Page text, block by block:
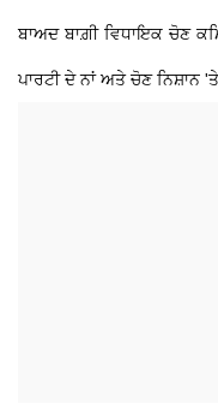
ਬਾਅਦ ਬਾਗ਼ੀ ਵਿਧਾਇਕ ਚੋਣ
ਪਾਰਟੀ ਦੇ ਨਾਂ ਅਤੇ ਚੋਣ ਨਿਸ਼ਾਨ